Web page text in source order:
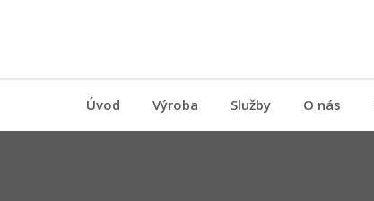
Úvod Výroba Služby O nás